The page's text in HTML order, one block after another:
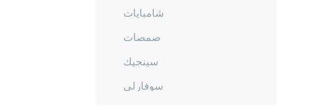
شامبايات
صمصات
سينجيك
سوفارلي